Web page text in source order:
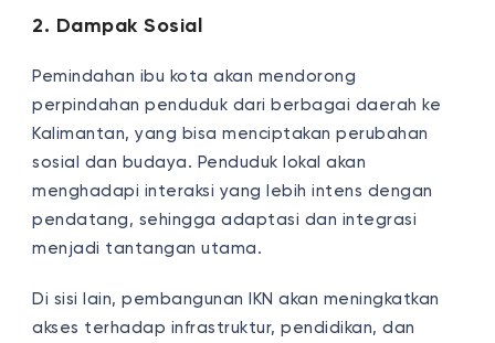
2. Dampak Sosial
Pemindahan ibu kota akan mendorong
perpindahan penduduk dari berbagai daerah ke
Kalimantan, yang bisa menciptakan perubahan
sosial dan budaya. Penduduk lokal akan
menghadapi interaksi yang lebih intens dengan
pendatang, sehingga adaptasi dan integrasi
menjadi tantangan utama.
Di sisi lain, pembangunan IKN akan meningkatkan
akses terhadap infrastruktur, pendidikan, dan